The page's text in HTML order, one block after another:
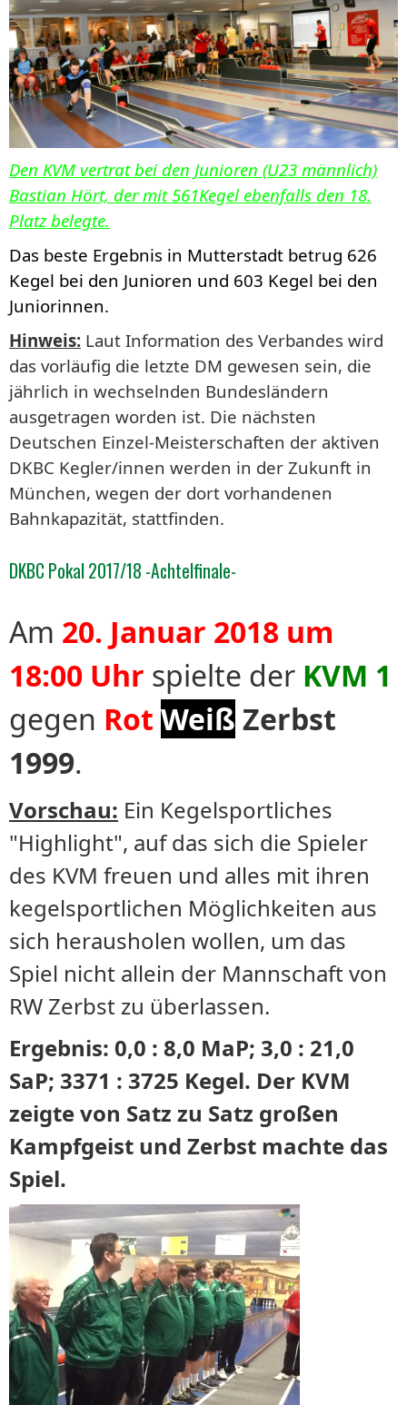
Den KVM vertrat bei den Junioren (U23 männlich)
Bastian Hört, der mit 561Kegel ebenfalls den 18.
Platz belegte.
Das beste Ergebnis in Mutterstadt betrug 626
Kegel bei den Junioren und 603 Kegel bei den
Juniorinnen.
Hinweis: Laut Information des Verbandes wird
das vorläufig die letzte DM gewesen sein, die
jährlich in wechselnden Bundesländern
ausgetragen worden ist. Die nächsten
Deutschen Einzel-Meisterschaften der aktiven
DKBC Kegler/innen werden in der Zukunft in
München, wegen der dort vorhandenen
Bahnkapazität, stattfinden.
DKBC Pokal 2017/18 -Achtelfinale-
Am 20. Januar 2018 um
18:00 Uhr spielte der KVM 1
gegen Rot Weiß Zerbst
1999.
Vorschau: Ein Kegelsportliches
"Highlight", auf das sich die Spieler
des KVM freuen und alles mit ihren
kegelsportlichen Möglichkeiten aus
sich herausholen wollen, um das
Spiel nicht allein der Mannschaft von
RW Zerbst zu überlassen.
Ergebnis: 0,0 : 8,0 MaP; 3,0 : 21,0
SaP; 3371 : 3725 Kegel. Der KVM
zeigte von Satz zu Satz großen
Kampfgeist und Zerbst machte das
Spiel.